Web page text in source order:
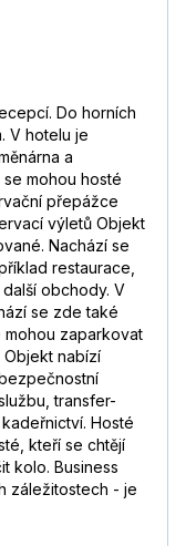
Do horních
V hotelu je
a
mohou hosté
přepážce
výletů Objekt
Nachází se
restaurace,
obchody. V
se zde také
mohou zaparkovat
nabízí
transfer-
Hosté
kteří se chtějí
kolo. Business
záležitostech - je